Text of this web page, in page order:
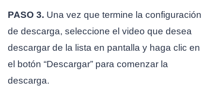
PASO 3. Una vez que termine la configuración
de descarga, seleccione el video que desea
descargar de la lista en pantalla y haga clic en
el botón “Descargar” para comenzar la
descarga.